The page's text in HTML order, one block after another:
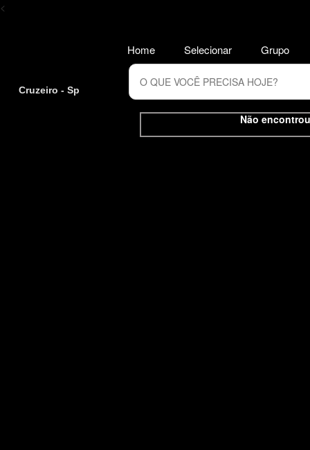
<
Cruzeiro - Sp
Não
Home Selecionar Grupo